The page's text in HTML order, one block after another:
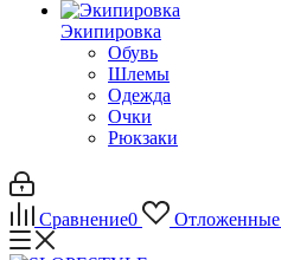
Экипировка
Обувь
Шлемы
Одежда
Очки
Рюкзаки
Сравнение0 Отложенные